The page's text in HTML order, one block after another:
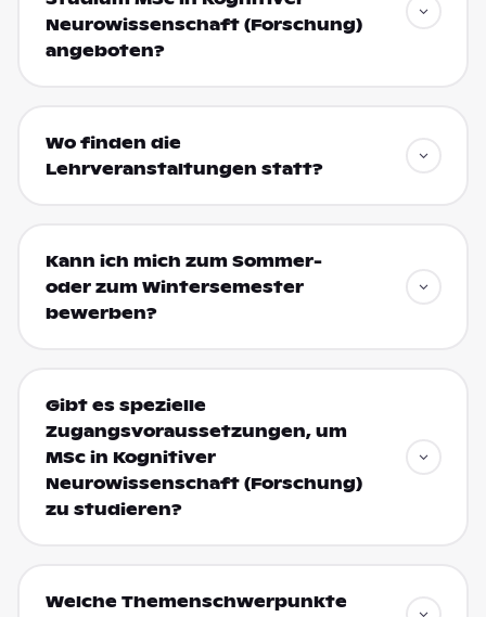
Neurowissenschaft (Forschung)
angeboten?
Wo finden die
Lehrveranstaltungen statt?
Kann ich mich zum Sommer-
oder zum Wintersemester
bewerben?
Gibt es spezielle
Zugangsvoraussetzungen, um
MSc in Kognitiver
Neurowissenschaft (Forschung)
zu studieren?
Welche Themenschwerpunkte